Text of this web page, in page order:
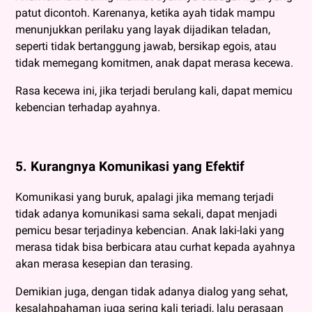
patut dicontoh. Karenanya, ketika ayah tidak mampu
menunjukkan perilaku yang layak dijadikan teladan,
seperti tidak bertanggung jawab, bersikap egois, atau
tidak memegang komitmen, anak dapat merasa kecewa.
Rasa kecewa ini, jika terjadi berulang kali, dapat memicu
kebencian terhadap ayahnya.
5. Kurangnya Komunikasi yang Efektif
Komunikasi yang buruk, apalagi jika memang terjadi
tidak adanya komunikasi sama sekali, dapat menjadi
pemicu besar terjadinya kebencian. Anak laki-laki yang
merasa tidak bisa berbicara atau curhat kepada ayahnya
akan merasa kesepian dan terasing.
Demikian juga, dengan tidak adanya dialog yang sehat,
kesalahpahaman juga sering kali terjadi, lalu perasaan